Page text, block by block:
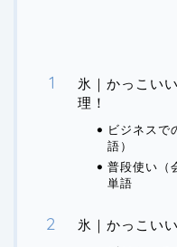
氷｜かっこい
理！
ビジネスで
語）
普段使い（
単語
氷｜かっこい